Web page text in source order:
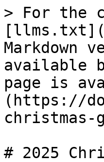
> For the
Markdown
available
page is
(https://
christmas-
# 2025